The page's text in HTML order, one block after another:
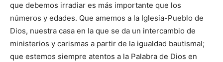
que debemos irradiar es más importante que los
números y edades. Que amemos a la Iglesia-Pueblo de
Dios, nuestra casa en la que se da un intercambio de
ministerios y carismas a partir de la igualdad bautismal;
que estemos siempre atentos a la Palabra de Dios en